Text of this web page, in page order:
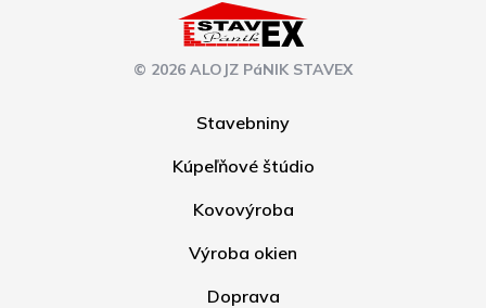
© 2026 ALOJZ PáNIK STAVEX
Stavebniny
Kúpeľňové štúdio
Kovovýroba
Výroba okien
Doprava